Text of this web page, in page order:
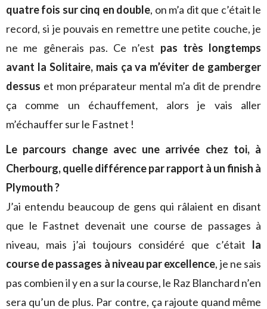
quatre fois sur cinq en double, on m’a dit que c’était le
record, si je pouvais en remettre une petite couche, je
ne me gênerais pas. Ce n’est pas très longtemps
avant la Solitaire, mais ça va m’éviter de gamberger
dessus et mon préparateur mental m’a dit de prendre
ça comme un échauffement, alors je vais aller
m’échauffer sur le Fastnet !
Le parcours change avec une arrivée chez toi, à
Cherbourg, quelle différence par rapport à un finish à
Plymouth ?
J’ai entendu beaucoup de gens qui râlaient en disant
que le Fastnet devenait une course de passages à
niveau, mais j’ai toujours considéré que c’était la
course de passages à niveau par excellence, je ne sais
pas combien il y en a sur la course, le Raz Blanchard n’en
sera qu’un de plus. Par contre, ça rajoute quand même